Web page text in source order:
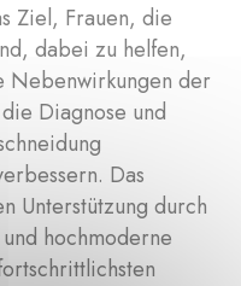
Ziel, Frauen, die
dabei zu helfen,
Nebenwirkungen der
Diagnose und
Das
Unterstützung durch
hochmoderne